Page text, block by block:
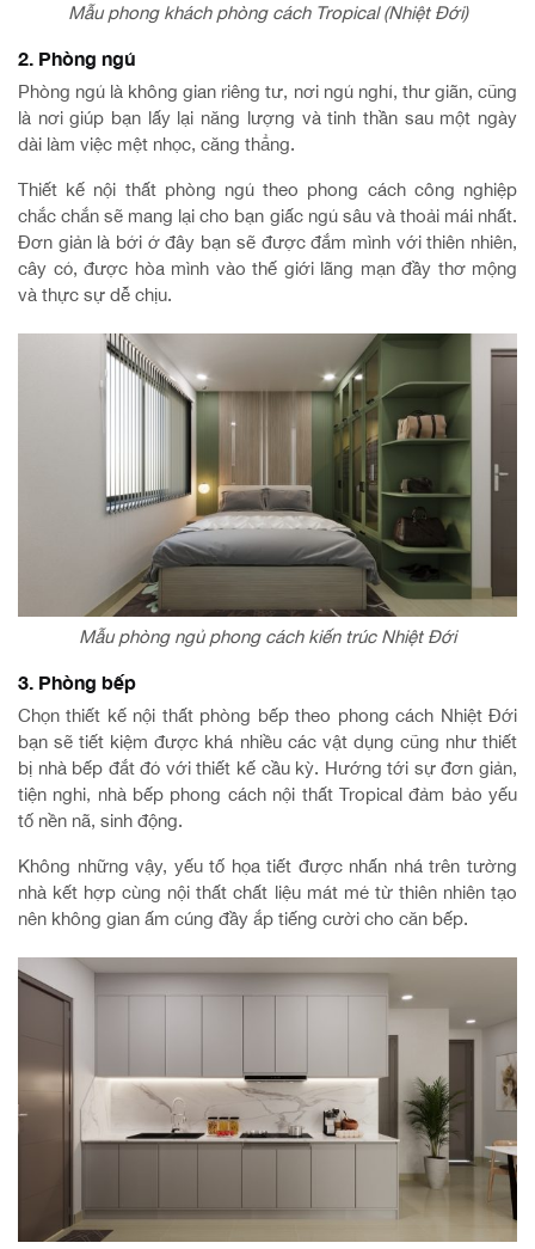
Mẫu phong khách phòng cách Tropical (Nhiệt Đới)
2. Phòng ngủ
Phòng ngủ là không gian riêng tư, nơi ngủ nghỉ, thư giãn, cũng
là nơi giúp bạn lấy lại năng lượng và tinh thần sau một ngày
dài làm việc mệt nhọc, căng thẳng.
Thiết kế nội thất phòng ngủ theo phong cách công nghiệp
chắc chắn sẽ mang lại cho bạn giấc ngủ sâu và thoải mái nhất.
Đơn giản là bởi ở đây bạn sẽ được đắm mình với thiên nhiên,
cây cỏ, được hòa mình vào thế giới lãng mạn đầy thơ mộng
và thực sự dễ chịu.
Mẫu phòng ngủ phong cách kiến trúc Nhiệt Đới
3. Phòng bếp
Chọn thiết kế nội thất phòng bếp theo phong cách Nhiệt Đới
bạn sẽ tiết kiệm được khá nhiều các vật dụng cũng như thiết
bị nhà bếp đắt đỏ với thiết kế cầu kỳ. Hướng tới sự đơn giản,
tiện nghi, nhà bếp phong cách nội thất Tropical đảm bảo yếu
tố nền nã, sinh động.
Không những vậy, yếu tố họa tiết được nhấn nhá trên tường
nhà kết hợp cùng nội thất chất liệu mát mẻ từ thiên nhiên tạo
nên không gian ấm cúng đầy ắp tiếng cười cho căn bếp.